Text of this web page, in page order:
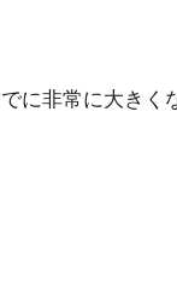
に非常に大きく